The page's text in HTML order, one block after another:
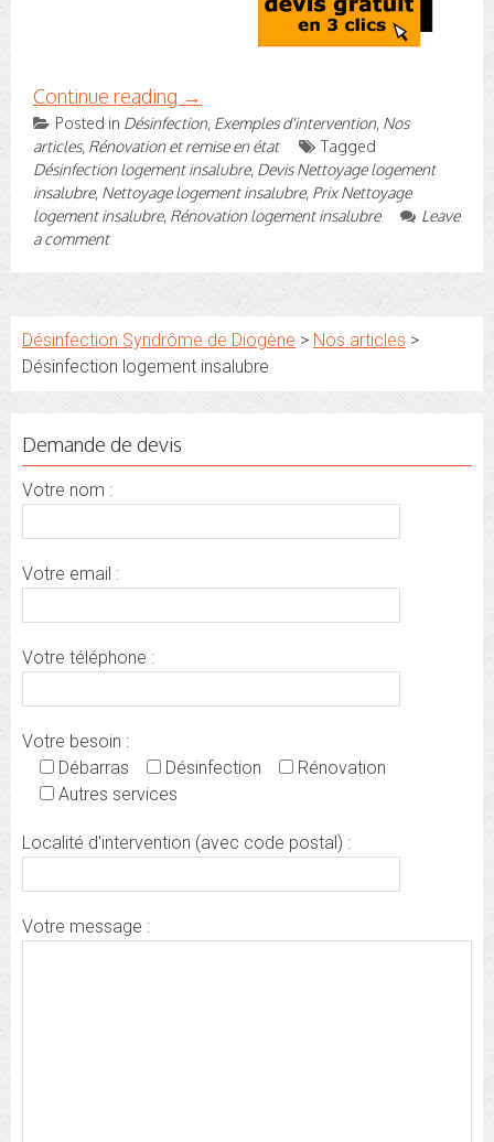
Continue reading →
Posted in Désinfection, Exemples d'intervention, Nos
articles, Rénovation et remise en état
Tagged
Désinfection logement insalubre, Devis Nettoyage logement
insalubre, Nettoyage logement insalubre, Prix Nettoyage
logement insalubre, Rénovation logement insalubre
Leave
a comment
Désinfection Syndrôme de Diogène > Nos articles >
Désinfection logement insalubre
Demande de devis
Votre nom :
Votre email :
Votre téléphone :
Votre besoin :
Débarras
Désinfection
Rénovation
Autres services
Localité d'intervention (avec code postal) :
Votre message :